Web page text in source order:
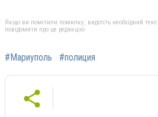
Якщо ви помітили помилку, виділіть необхідний
повідомити про це редакцію
#Мариуполь #полиция